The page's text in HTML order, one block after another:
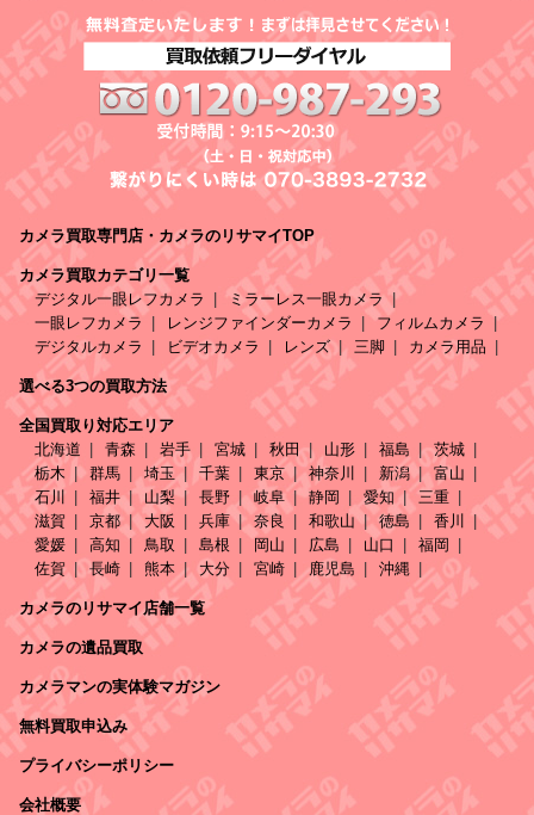
カメラ買取専門店・カメラのリサマイTOP
カメラ買取カテゴリ一覧
デジタル一眼レフカメラ
ミラーレス一眼カメラ
一眼レフカメラ
レンジファインダーカメラ
フィルムカメラ
デジタルカメラ
ビデオカメラ レンズ 三脚 カメラ用品
選べる3つの買取方法
全国買取り対応エリア
北海道
青森 岩手 宮城 秋田 山形 福島
茨城
栃木
群馬 埼玉 千葉 東京 神奈川 新潟
富山
石川
福井 山梨 長野 岐阜 静岡 愛知
三重
滋賀
京都 大阪 兵庫 奈良 和歌山 徳島
香川
愛媛
高知 鳥取 島根 岡山 広島 山口
福岡
佐賀
長崎 熊本 大分 宮崎 鹿児島 沖縄
カメラのリサマイ店舗一覧
カメラの遺品買取
カメラマンの実体験マガジン
無料買取申込み
プライバシーポリシー
会社概要